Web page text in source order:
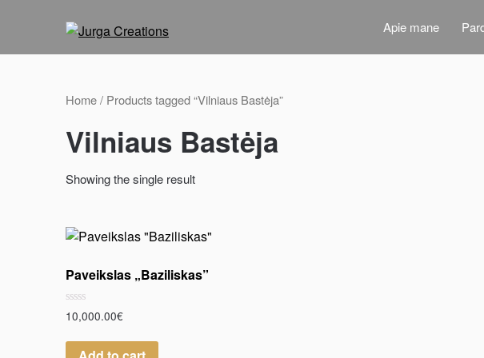
Apie mane
Home/ Products tagged “Vilniaus Bastėja”
Vilniaus Bastėja
Showing the single result
Paveikslas „Baziliskas”
Rated
0
of
10,000.00€